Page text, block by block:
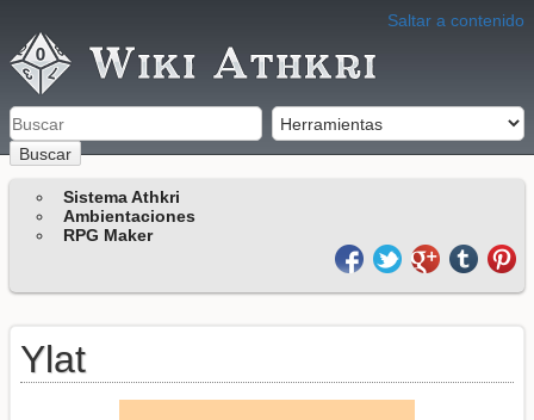
Saltar a contenido
Buscar
Sistema Athkri
Ambientaciones
RPG Maker
Ylat